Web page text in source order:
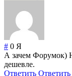
# 0 Я
А зачем Форумок)
дешевле.
Ответить